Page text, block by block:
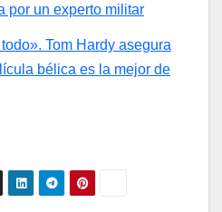
por un experto militar
Tom Hardy asegura
bélica es la mejor de